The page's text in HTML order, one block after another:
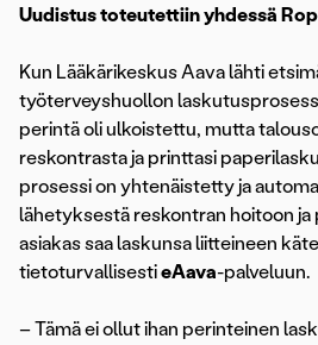
Uudistus toteutettiin yhdessä
Kun Lääkärikeskus Aava lähti
työterveyshuollon
perintä oli ulkoistettu, mutta
reskontrasta ja printtasi
prosessi on yhtenäistetty ja
lähetyksestä reskontran hoitoon ja
asiakas saa laskunsa liitteineen
tietoturvallisestieAava-palveluun.
– Tämä ei ollut ihan perinteinen